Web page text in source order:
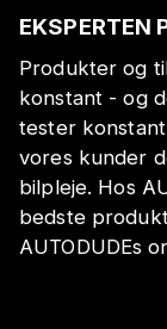
EKSPERTEN
Produkter og
konstant - og
tester
vores kunder
bilpleje. Hos
bedste
AUTODUDEs